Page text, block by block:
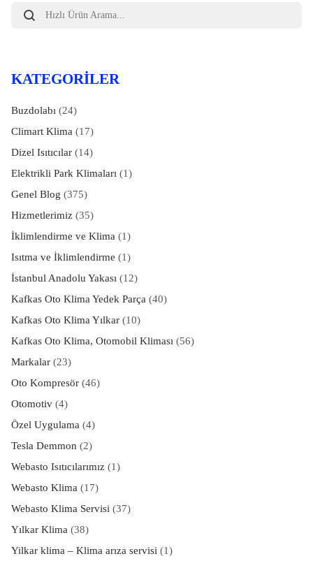
search
KATEGORILER
Buzdolabı (24)
Climart Klima (17)
Dizel Isıtıcılar(14)
Elektrikli Park Klimaları (1)
Genel Blog (375)
Hizmetlerimiz(35)
İklimlendirme ve Klima (1)
Isıtma ve İklimlendirme (1)
İstanbul Anadolu Yakası (12)
Kafkas Oto Klima Yedek Parça (40)
Kafkas Oto Klima Yılkar(10)
Kafkas Oto Klima, Otomobil Kliması (56)
Markalar(23)
Oto Kompresör(46)
Otomotiv(4)
Özel Uygulama (4)
Tesla Demmon (2)
Webasto Isıtıcılarımız(1)
Webasto Klima (17)
Webasto Klima Servisi (37)
Yılkar Klima (38)
Yilkar klima – Klima arıza servisi (1)